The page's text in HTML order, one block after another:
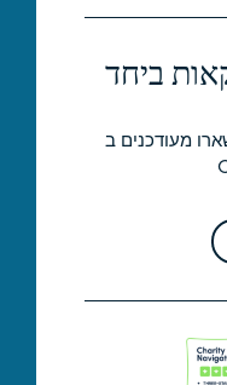
ביחד
מעודכנים ב-